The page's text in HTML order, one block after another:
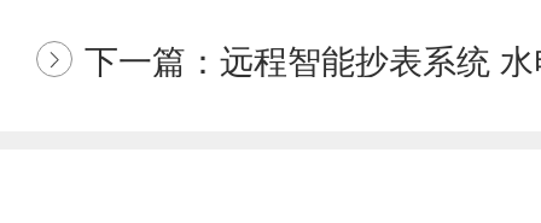
 下一篇：远程智能抄表系统 水电气